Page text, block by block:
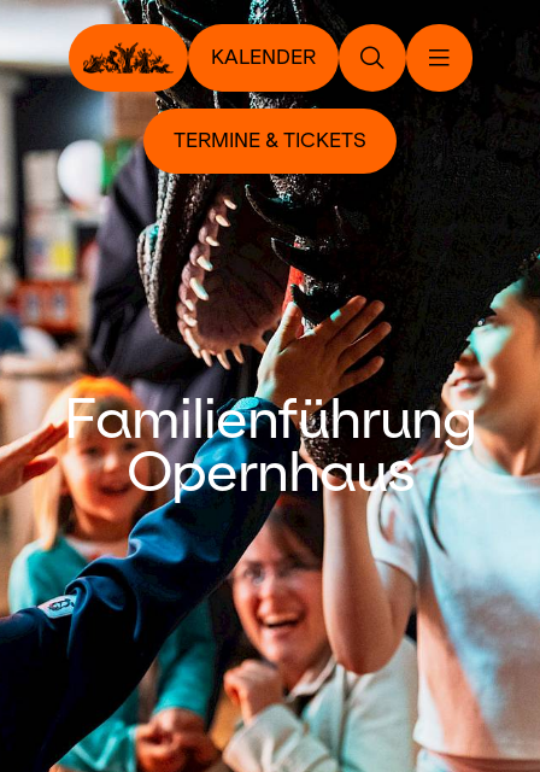
KALENDER
TERMINE & TICKETS
Familienführung
Opernhaus